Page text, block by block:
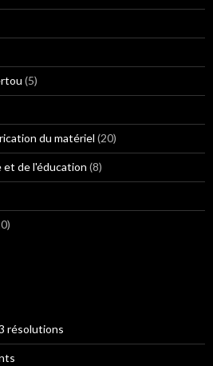
(5)
du matériel (20)
et de l'éducation (8)
résolutions